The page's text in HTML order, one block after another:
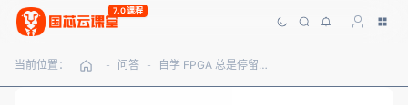
7.0课程
当前位置： - 问答 - 自学 FPGA 总是停留在点灯和简单实验，如何突破做出一个完整的项目？